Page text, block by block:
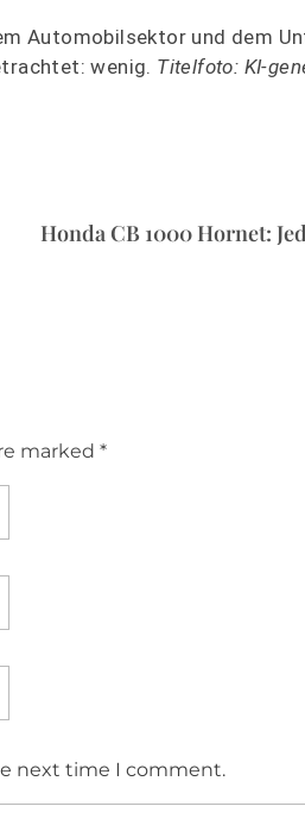
Automobilsektor und dem
wenig. Titelfoto: KI-
marked *
next time I comment.